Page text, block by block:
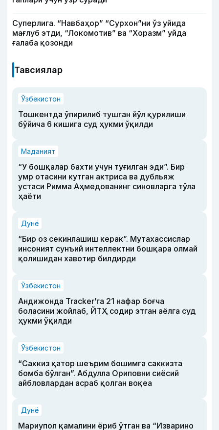
Суперлига. “Навбаҳор” “Сурхон”ни ўз уйида
мағлуб этди, “Локомотив” ва “Хоразм” уйда
ғалаба қозонди
Тавсиялар
Ўзбекистон
Тошкентда ўпирилиб тушган йўл қурилиши
бўйича 6 кишига суд ҳукми ўқилди
Маданият
“У бошқалар бахти учун туғилган эди”. Бир
умр отасини кутган актриса ва дубльяж
устаси Римма Аҳмедованинг синовларга тўла
ҳаёти
Дунё
“Бир оз секинлашиш керак”. Мутахассислар
инсоният сунъий интеллектни бошқара олмай
қолишидан хавотир билдирди
Ўзбекистон
Андижонда Tracker’га 21 нафар боғча
боласини жойлаб, ЙТҲ содир этган аёлга суд
ҳукми ўқилди
Ўзбекистон
“Саккиз қатор шеърим бошимга саккизта
бомба бўлган”. Абдулла Ориповни сиёсий
айбловлардан асраб қолган воқеа
Дунё
Мариупол қамалини ёриб ўтган ва “Изварино